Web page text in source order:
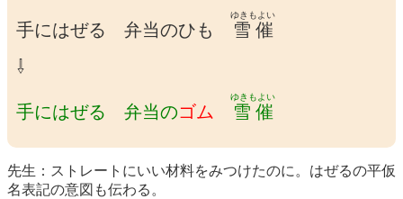
手にはぜる 弁当のひも 雪催
ゆきもよい
⇩
手にはぜる 弁当のゴム 雪催
ゆきもよい
先生：ストレートにいい材料をみつけたのに。はぜるの平仮
名表記の意図も伝わる。